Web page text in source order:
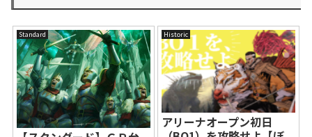
Standard Historic
アリーナオープン初日